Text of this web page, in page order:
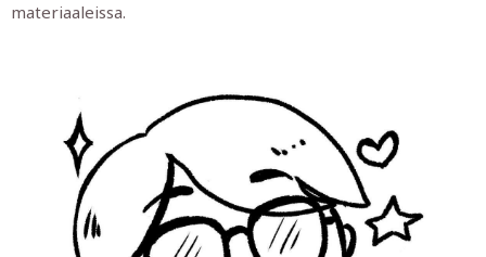
materiaaleissa.